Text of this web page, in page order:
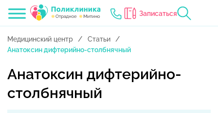
Записаться
Медицинский центр
Статьи
Анатоксин дифтерийно-столбнячный
Анатоксин дифтерийно-
столбнячный